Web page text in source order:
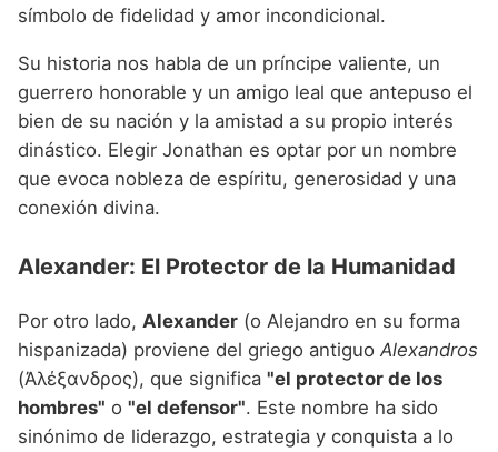
símbolo de fidelidad y amor incondicional.
Su historia nos habla de un príncipe valiente, un
guerrero honorable y un amigo leal que antepuso el
bien de su nación y la amistad a su propio interés
dinástico. Elegir Jonathan es optar por un nombre
que evoca nobleza de espíritu, generosidad y una
conexión divina.
Alexander: El Protector de la Humanidad
Por otro lado, Alexander (o Alejandro en su forma
hispanizada) proviene del griego antiguo Alexandros
(Ἀλέξανδρος), que significa "el protector de los
hombres" o "el defensor". Este nombre ha sido
sinónimo de liderazgo, estrategia y conquista a lo